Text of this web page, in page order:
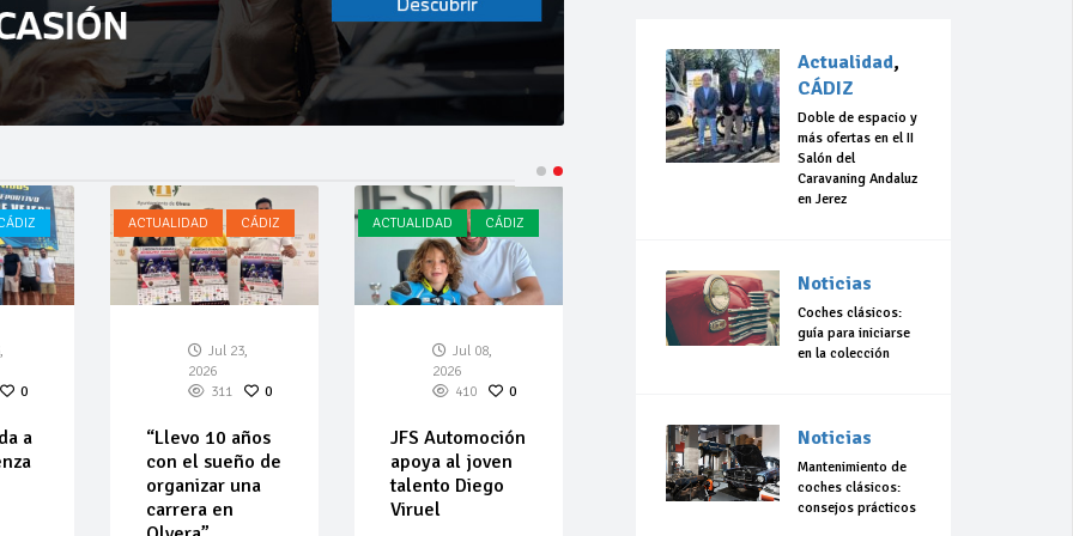
0
a
ACTUALIDAD CÁDIZ
Jul 23,
2026
311
0
“Llevo 10 años
con el sueño de
organizar una
carrera en
ACTUALIDAD CÁDIZ
Jul 08,
2026
410
0
JFS Automoción
apoya al joven
talento Diego
Viruel
Actualidad,
CÁDIZ
Doble de espacio y
más ofertas en el II
Salón del
Caravaning Andaluz
en Jerez
Noticias
Coches clásicos:
guía para iniciarse
en la colección
Noticias
Mantenimiento de
coches clásicos:
consejos prácticos